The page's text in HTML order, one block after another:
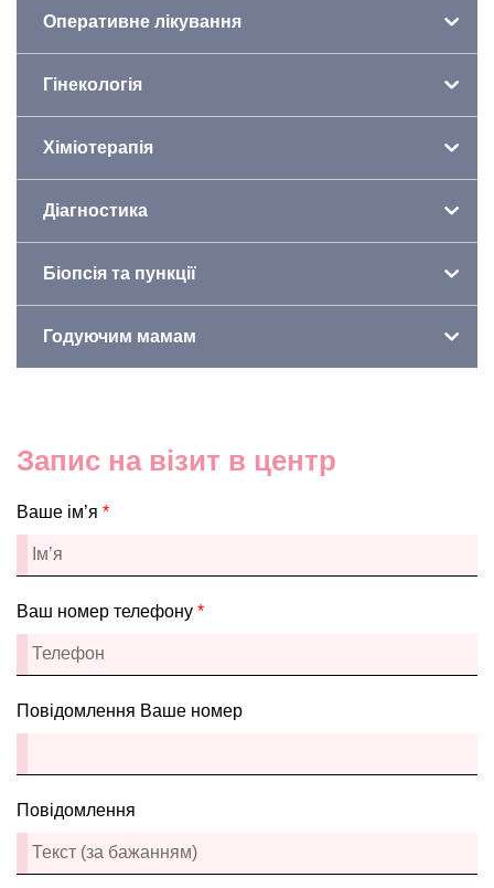
Оперативне лікування
Гінекологія
Хіміотерапія
Діагностика
Біопсія та пункції
Годуючим мамам
Запис на візит в центр
Ваше ім’я *
Ваш номер телефону *
Повідомлення Ваше номер
Повідомлення